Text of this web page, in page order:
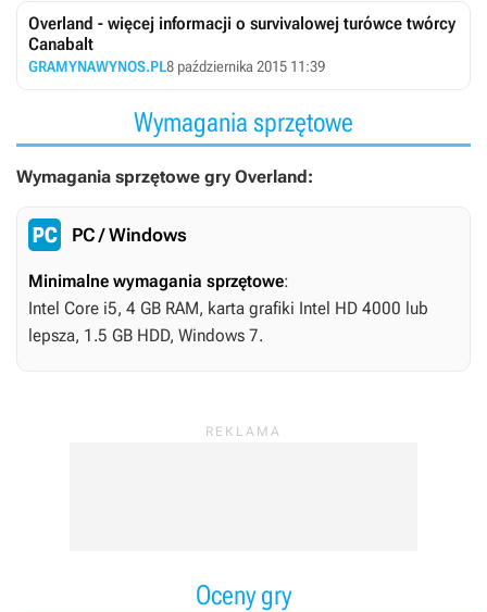
Overland - więcej informacji o survivalowej turówce twórcy
Canabalt
GRAMYNAWYNOS.PL8 października 2015 11:39
Wymagania sprzętowe
Wymagania sprzętowe gry Overland:
PC / Windows
Minimalne wymagania sprzętowe:
Intel Core i5, 4 GB RAM, karta grafiki Intel HD 4000 lub
lepsza, 1.5 GB HDD, Windows 7.
Oceny gry